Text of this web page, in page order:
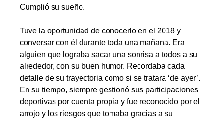
Cumplió su sueño.
Tuve la oportunidad de conocerlo en el 2018 y
conversar con él durante toda una mañana. Era
alguien que lograba sacar una sonrisa a todos a su
alrededor, con su buen humor. Recordaba cada
detalle de su trayectoria como si se tratara ‘de ayer’.
En su tiempo, siempre gestionó sus participaciones
deportivas por cuenta propia y fue reconocido por el
arrojo y los riesgos que tomaba gracias a su